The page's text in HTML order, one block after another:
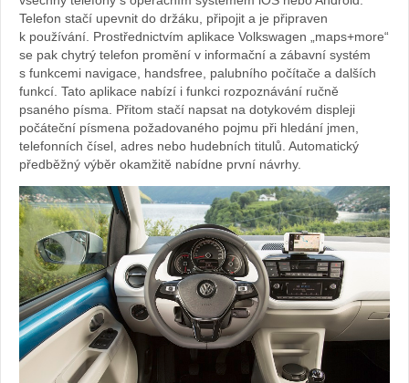
Telefon stačí upevnit do držáku, připojit a je připraven
k používání. Prostřednictvím aplikace Volkswagen „maps+more“
se pak chytrý telefon promění v informační a zábavní systém
s funkcemi navigace, handsfree, palubního počítače a dalších
funkcí. Tato aplikace nabízí i funkci rozpoznávání ručně
psaného písma. Přitom stačí napsat na dotykovém displeji
počáteční písmena požadovaného pojmu při hledání jmen,
telefonních čísel, adres nebo hudebních titulů. Automatický
předběžný výběr okamžitě nabídne první návrhy.